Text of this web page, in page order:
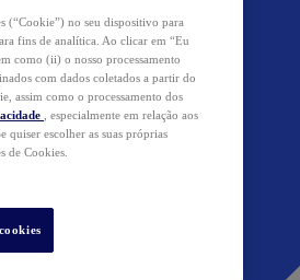
(“Cookie”) no seu dispositivo para
fins de analítica. Ao clicar em “Eu
como (ii) o nosso processamento
com dados coletados a partir do
assim como o processamento dos
, especialmente em relação aos
quiser escolher as suas próprias
de Cookies.